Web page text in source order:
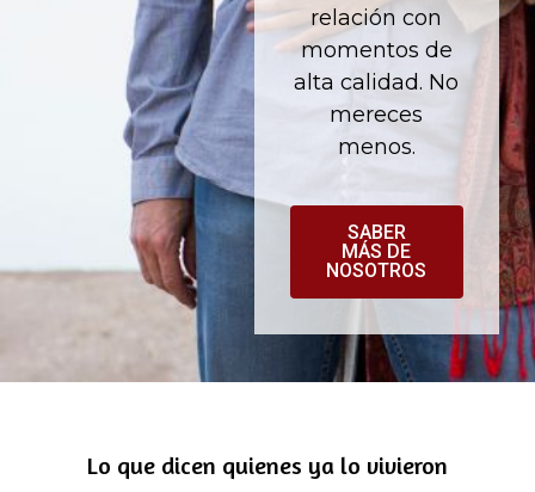
relación con
momentos de
alta calidad. No
mereces
menos.
SABER
MÁS DE
NOSOTROS
Lo que dicen quienes ya lo vivieron